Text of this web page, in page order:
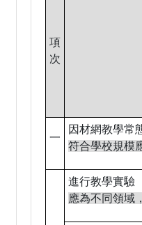
項
次
一
因材網教學常
符合學校規模
進行教學實驗
應為不同領域